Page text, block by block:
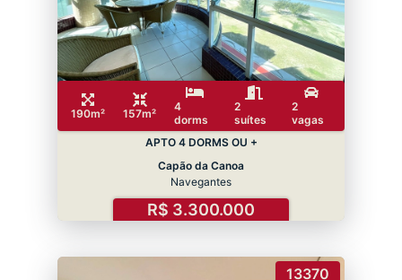
190m² 157m²
4
dorms
2
suítes
2
vagas
APTO 4 DORMS OU +
Capão da Canoa
Navegantes
R$ 3.300.000
13370